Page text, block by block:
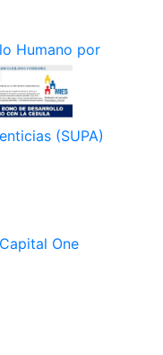
Humano por
(SUPA)
One